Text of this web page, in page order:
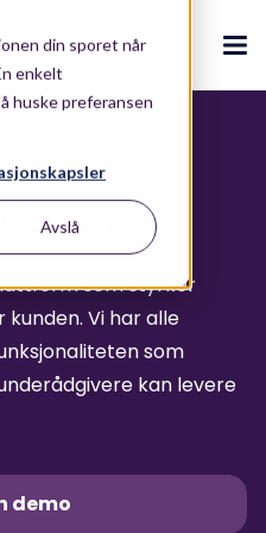
din sporet når
enkelt
huske preferansen
Avslå
.
.
som styrker
Vi har alle
som
kan levere
demo